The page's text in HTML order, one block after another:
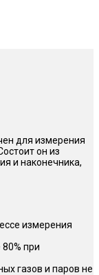
для измерения
он из
и наконечника,
измерения
при
газов и паров не